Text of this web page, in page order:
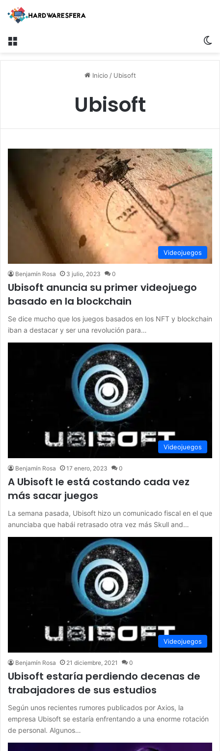
Inicio / Ubisoft
Ubisoft
Videojuegos
Benjamín Rosa 3 julio, 2023 0
Ubisoft anuncia su primer videojuego
basado en la blockchain
Se dice mucho que los juegos basados en los NFT y blockchain
iban a destacar y ser una revolución para…
Videojuegos
Benjamín Rosa 17 enero, 2023 0
A Ubisoft le está costando cada vez
más sacar juegos
La semana pasada, Ubisoft hizo un comunicado fiscal en el que
anunciaba que habái retrasado otra vez más Skull and…
Videojuegos
Benjamín Rosa 21 diciembre, 2021 0
Ubisoft estaría perdiendo decenas de
trabajadores de sus estudios
Según unos recientes rumores publicados por Axios, la
empresa Ubisoft se estaría enfrentando a una enorme rotación
de personal. Algunos…